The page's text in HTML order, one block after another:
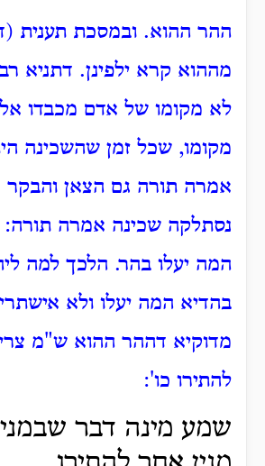
ההר ההוא. ובמסכת תענית
מההוא קרא ילפינן. דתניא
לא מקומו של אדם מכבדו
מקומו, שכל זמן שהשכינה
אמרה תורה גם הצאן והבקר
נסתלקה שכינה אמרה תורה:
המה יעלו בהר. הלכך למה
בהדיא המה יעלו ולא
מדוקיא דההר ההוא ש"מ
להתירו כו':
שמע מינה דבר